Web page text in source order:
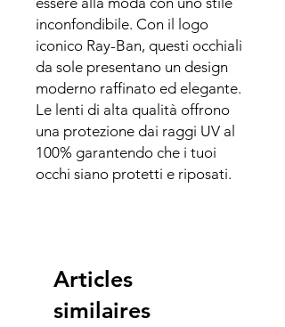
inconfondibile. Con il logo
iconico Ray-Ban, questi occhiali
da sole presentano un design
moderno raffinato ed elegante.
Le lenti di alta qualità offrono
una protezione dai raggi UV al
100% garantendo che i tuoi
occhi siano protetti e riposati.
Articles
similaires